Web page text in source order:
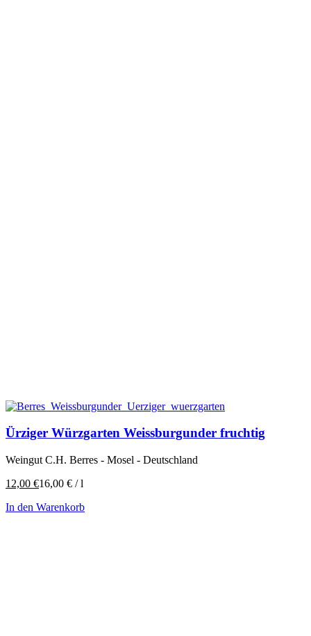
Ürziger Würzgarten Weissburgunder fruchtig
Weingut C.H. Berres - Mosel - Deutschland
12,00 €16,00 € /l
In den Warenkorb